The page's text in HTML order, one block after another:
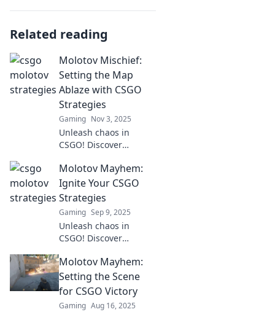
Related reading
Molotov Mischief:
Setting the Map
Ablaze with CSGO
Strategies
Gaming Nov 3, 2025
Unleash chaos in
CSGO! Discover
and dominate the map
with our ultimate
guide to Molotov
Mischief. Click to ignite
your game!
Molotov Mayhem:
Ignite Your CSGO
Strategies
Gaming Sep 9, 2025
Unleash chaos in
CSGO! Discover
and tips to dominate
the game in Molotov
Mayhem. Ignite your
gameplay now!
Molotov Mayhem:
Setting the Scene
for CSGO Victory
Gaming Aug 16, 2025